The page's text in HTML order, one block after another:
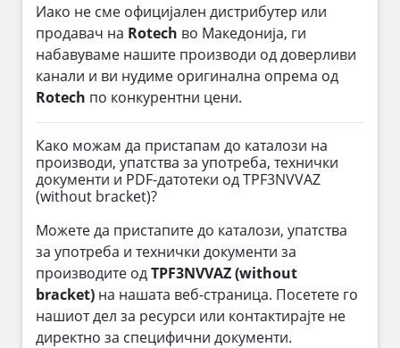
Иако не сме официјален дистрибутер или
продавач на Rotech во Македонија, ги
набавуваме нашите производи од доверливи
канали и ви нудиме оригинална опрема од
Rotech по конкурентни цени.
Како можам да пристапам до каталози на
производи, упатства за употреба, технички
документи и PDF-датотеки од TPF3NVVAZ
(without bracket)?
Можете да пристапите до каталози, упатства
за употреба и технички документи за
производите одTPF3NVVAZ (without
bracket) на нашата веб-страница. Посетете го
нашиот дел за ресурси или контактирајте не
директно за специфични документи.